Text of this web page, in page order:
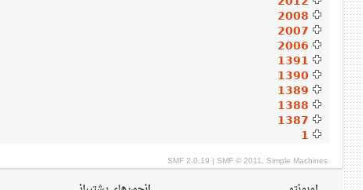
2008
2007
2006
1391
1390
1389
1388
1387
1
SMF 2.0.19 | SMF © 2011 Simple Machines